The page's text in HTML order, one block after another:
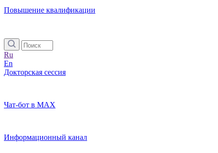
Повышение квалификации
Ru
En
Докторская сессия
Чат-бот в MAX
Информационный канал